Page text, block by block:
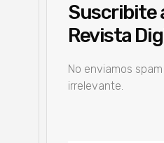
Suscribite
Revista
No enviamos
irrelevante.